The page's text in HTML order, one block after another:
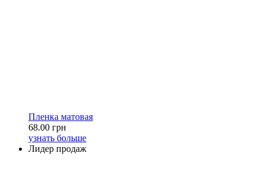
Пленка матовая
68.00 грн
узнать больше
Лидер продаж